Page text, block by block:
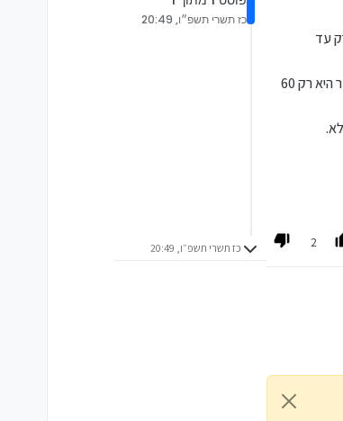
את החלק
לשווי
רק עד
יודגש – זהות המוריש היא הקובעת, אם הנפטר הוא אזרח ארה"ב תקרת הפטור היא 11.4 מליון, ואם הנפטר הוא לא אזרח ארה"ב תקרת הפטור היא רק 60
2
כז תשרי תשפ״ו, 20:49
כז תשרי תשפ״ו, 20:49